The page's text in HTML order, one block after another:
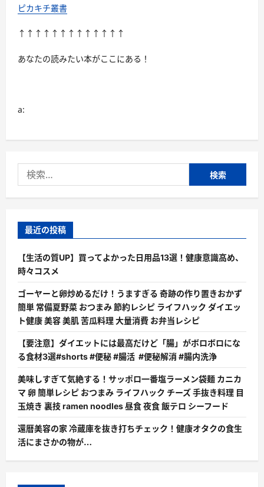
ピカキチ叢書
↑↑↑↑↑↑↑↑↑↑↑↑↑
あなたの読みたい本がここにある！
a:
索:
最近の投稿
【生活の質UP】買ってよかった日用品13選！健康意識高め、
時々コスメ
ゴーヤーと卵炒めるだけ！うますぎる 奇跡の作り置きおかず
簡単 常備夏野菜 おつまみ 節約レシピ ライフハック ダイエッ
ト健康 美容 美肌 苦瓜料理 大量消費 お弁当レシピ
【要注意】ダイエットには最高だけど「腸」がボロボロにな
る食材3選#shorts #便秘 #腸活 #便秘解消 #腸内洗浄
美味しすぎて気絶する！サッポロ一番塩ラーメン袋麺 カニカ
マ 卵 簡単レシピ おつまみ ライフハック チーズ 手抜き料理 目
玉焼き 裏技 ramen noodles 昼食 夜食 飯テロ シーフード
還暦美容の家 冷蔵庫を抜き打ちチェック！健康オタクの食生
活にまさかの物が…